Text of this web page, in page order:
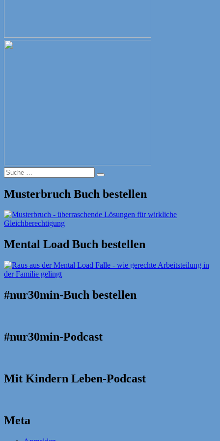
Suche
nach:
Suche
Musterbruch Buch bestellen
Mental Load Buch bestellen
#nur30min-Buch bestellen
#nur30min-Podcast
Mit Kindern Leben-Podcast
Meta